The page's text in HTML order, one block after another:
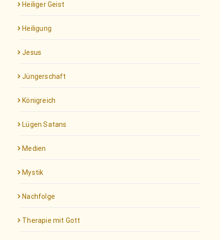
Heiliger Geist
Heiligung
Jesus
Jüngerschaft
Königreich
Lügen Satans
Medien
Mystik
Nachfolge
Therapie mit Gott